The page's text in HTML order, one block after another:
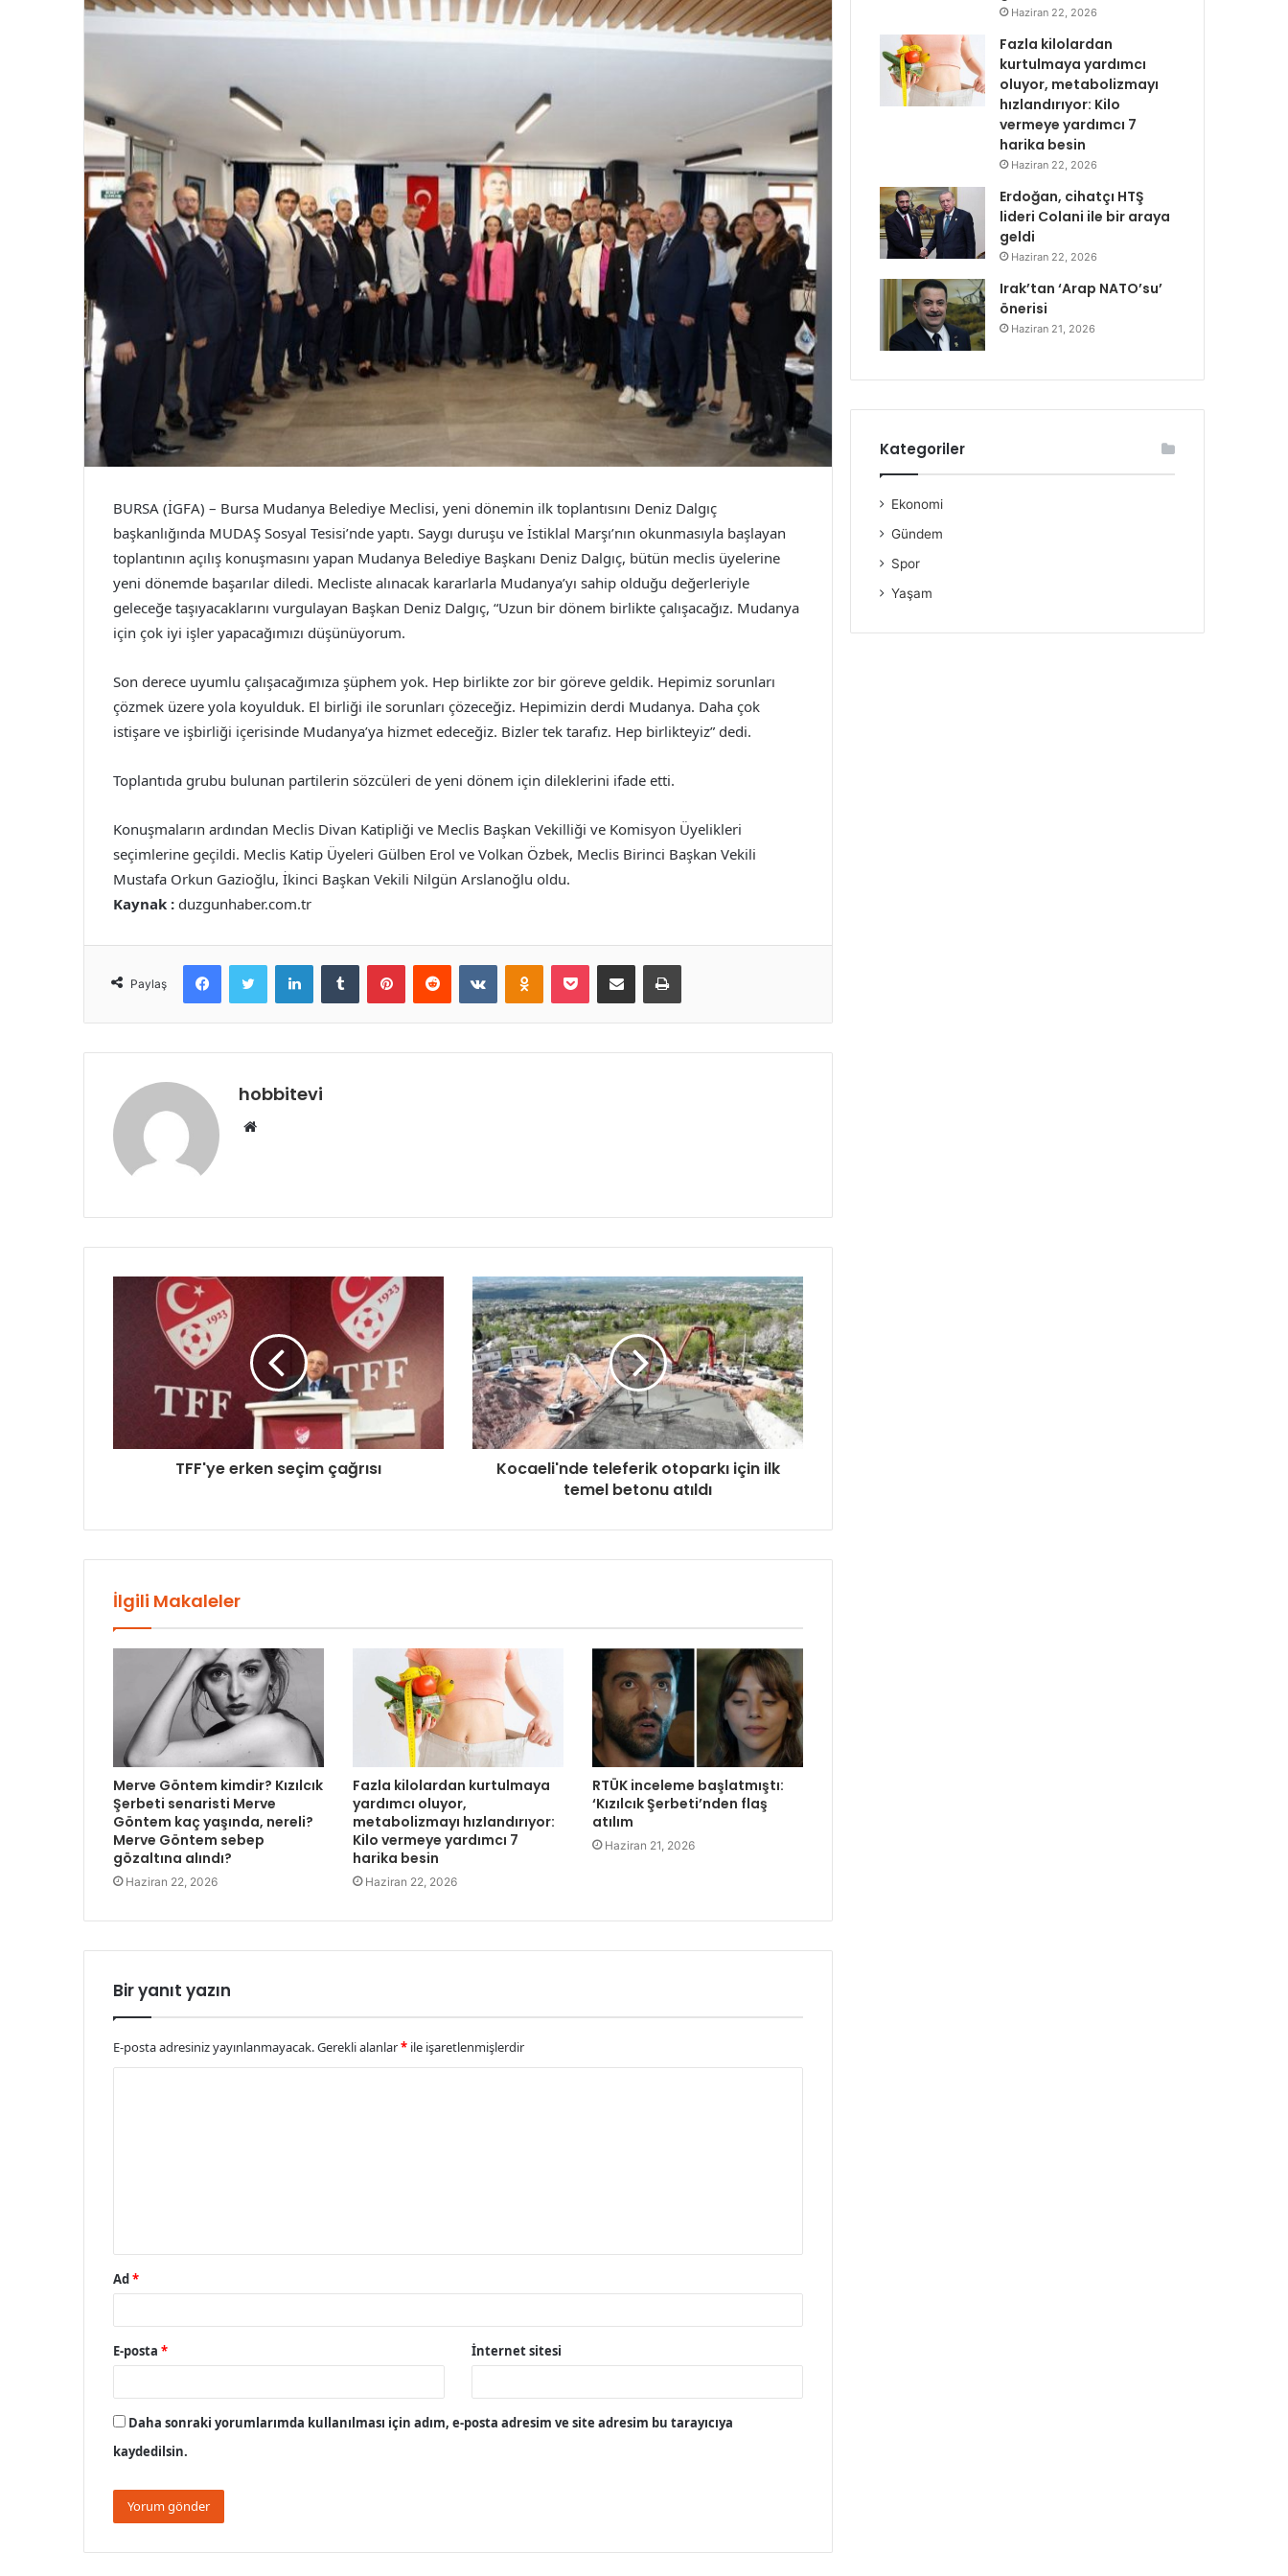
BURSA (İGFA) – Bursa Mudanya Belediye Meclisi, yeni dönemin ilk toplantısını Deniz Dalgıç
başkanlığında MUDAŞ Sosyal Tesisi’nde yaptı. Saygı duruşu ve İstiklal Marşı’nın okunmasıyla başlayan
toplantının açılış konuşmasını yapan Mudanya Belediye Başkanı Deniz Dalgıç, bütün meclis üyelerine
yeni dönemde başarılar diledi. Mecliste alınacak kararlarla Mudanya’yı sahip olduğu değerleriyle
geleceğe taşıyacaklarını vurgulayan Başkan Deniz Dalgıç, “Uzun bir dönem birlikte çalışacağız. Mudanya
için çok iyi işler yapacağımızı düşünüyorum.
Son derece uyumlu çalışacağımıza şüphem yok. Hep birlikte zor bir göreve geldik. Hepimiz sorunları
çözmek üzere yola koyulduk. El birliği ile sorunları çözeceğiz. Hepimizin derdi Mudanya. Daha çok
istişare ve işbirliği içerisinde Mudanya’ya hizmet edeceğiz. Bizler tek tarafız. Hep birlikteyiz” dedi.
Toplantıda grubu bulunan partilerin sözcüleri de yeni dönem için dileklerini ifade etti.
Konuşmaların ardından Meclis Divan Katipliği ve Meclis Başkan Vekilliği ve Komisyon Üyelikleri
seçimlerine geçildi. Meclis Katip Üyeleri Gülben Erol ve Volkan Özbek, Meclis Birinci Başkan Vekili
Mustafa Orkun Gazioğlu, İkinci Başkan Vekili Nilgün Arslanoğlu oldu.
Kaynak : duzgunhaber.com.tr
Paylaş
FacebookTwitter LinkedInTumblr PinterestReddit VKontakteOdnoklassniki
Pocket E-Posta ile paylaş Yazdır
hobbitevi
Web
TFF'ye erken seçim çağrısı
Kocaeli'nde teleferik otoparkı için ilk
temel betonu atıldı
İlgili Makaleler
Merve Göntem kimdir? Kızılcık
Şerbeti senaristi Merve
Göntem kaç yaşında, nereli?
Merve Göntem sebep
gözaltına alındı?
Haziran 22, 2026
Fazla kilolardan kurtulmaya
yardımcı oluyor,
metabolizmayı hızlandırıyor:
Kilo vermeye yardımcı 7
harika besin
Haziran 22, 2026
RTÜK inceleme başlatmıştı:
‘Kızılcık Şerbeti’nden flaş
atılım
Haziran 21, 2026
Bir yanıt yazın
E-posta adresiniz yayınlanmayacak.Gerekli alanlar* ile işaretlenmişlerdir
Ad*
E-posta * İnternet sitesi
Daha sonraki yorumlarımda kullanılması için adım, e-posta adresim ve site adresim bu tarayıcıya
kaydedilsin.
Haziran 22, 2026
Fazla kilolardan
kurtulmaya yardımcı
oluyor, metabolizmayı
hızlandırıyor: Kilo
vermeye yardımcı 7
harika besin
Haziran 22, 2026
Erdoğan, cihatçı HTŞ
lideri Colani ile bir araya
geldi
Haziran 22, 2026
Irak’tan ‘Arap NATO’su’
önerisi
Haziran 21, 2026
Kategoriler
Ekonomi
Gündem
Spor
Yaşam